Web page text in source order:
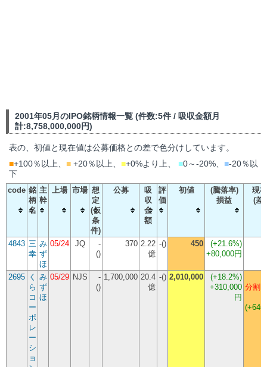
2001年05月のIPO銘柄情報一覧 (件数:5件 / 吸収金額月
計:8,758,000,000円)
表の、初値と現在値は公募価格との差で色分けしています。
■+100％以上、 ■ +20％以上、 ■+0%より上、 ■0～-20%、 ■-20％以
下
code 銘
柄
名
主
幹
上場 市場 想
定
(仮
条
件)
公募
吸
収
金
額
評
価
初値
(騰落率)
損益
現
(差
4843 三
幸
み
ず
ほ
05/24 JQ
-
()
370 2.22
億
-() 450 (+21.6%)
+80,000円
2695 く
ら
コ
ー
ポ
レ
ー
シ
ョ
み
ず
ほ
05/29 NJS
-
()
1,700,000 20.4
億
-() 2,010,000 (+18.2%)
+310,000
円
分割